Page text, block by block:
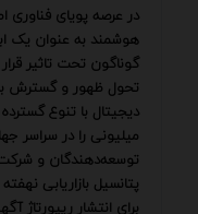
در عرصه پویای فناوری
هوشمند به عنوان یک
گوناگون تحت تاثیر
تحول ظهور و گسترش
دیجیتال با تنوع
میلیونی را در سراسر
توسعه‌دهندگان و
پتانسیل بازاریابی
برای انتشار